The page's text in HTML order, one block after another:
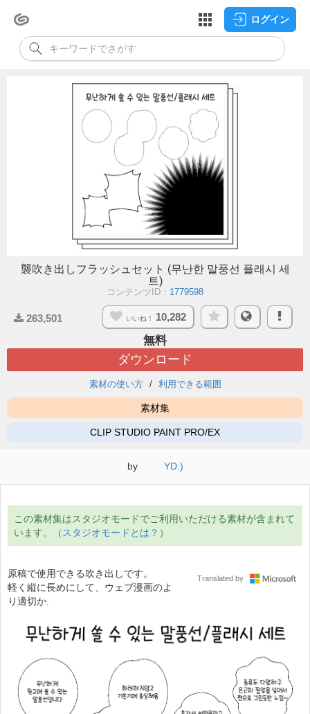
ログイン
襲吹き出しフラッシュセット (무난한 말풍선 플래시 세
트)
コンテンツID： 1779598
263,501 いいね！ 10,282
無料
ダウンロード
素材の使い方 利用できる範囲
素材集
CLIP STUDIO PAINT PRO/EX
by YD:)
この素材集はスタジオモードでご利用いただける素材が含まれて
います。（ スタジオモードとは？ ）
Translated by
原稿で使用できる吹き出しです。
軽く縦に長めにして、ウェブ漫画のよ
り適切か.